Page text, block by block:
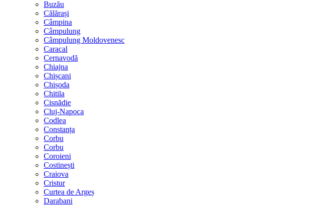
Buzău
Călărași
Câmpina
Câmpulung
Câmpulung Moldovenesc
Caracal
Cernavodă
Chiajna
Chișcani
Chișoda
Chitila
Cisnădie
Cluj-Napoca
Codlea
Constanța
Corbu
Corbu
Coroieni
Costinești
Craiova
Cristur
Curtea de Argeș
Darabani